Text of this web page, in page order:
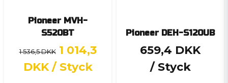
Pioneer MVH-
S520BT
1 536,5 DKK 1 014,3
DKK / Styck
Pioneer DEH-S120UB
659,4 DKK
/ Styck